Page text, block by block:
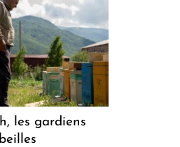
les gardiens